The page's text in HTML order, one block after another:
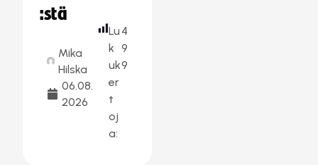
:stä
Mika
Hilska
06.08.
2026
Lu
k
uk
er
t
oj
a:
4
9
9